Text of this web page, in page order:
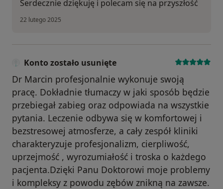
Serdecznie dziękuję i polecam się na przyszłość
22 lutego 2025
Konto zostało usunięte
Dr Marcin profesjonalnie wykonuje swoją
pracę. Dokładnie tłumaczy w jaki sposób będzie
przebiegał zabieg oraz odpowiada na wszystkie
pytania. Leczenie odbywa się w komfortowej i
bezstresowej atmosferze, a cały zespół kliniki
charakteryzuje profesjonalizm, cierpliwość,
uprzejmość , wyrozumiałość i troska o każdego
pacjenta.Dzięki Panu Doktorowi moje problemy
i kompleksy z powodu zębów znikną na zawsze.